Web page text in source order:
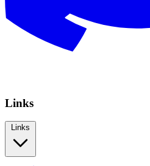
Links
Links